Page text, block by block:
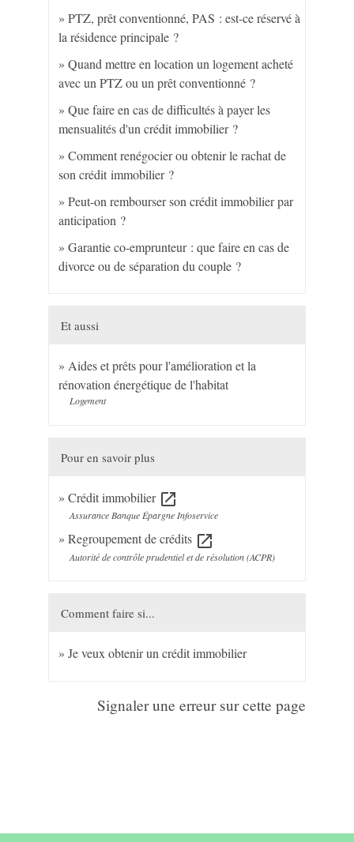
PTZ, prêt conventionné, PAS : est-ce réservé à
la résidence principale ?
Quand mettre en location un logement acheté
avec un PTZ ou un prêt conventionné ?
Que faire en cas de difficultés à payer les
mensualités d'un crédit immobilier ?
Comment renégocier ou obtenir le rachat de
son crédit immobilier ?
Peut-on rembourser son crédit immobilier par
anticipation ?
Garantie co-emprunteur : que faire en cas de
divorce ou de séparation du couple ?
Et aussi
Aides et prêts pour l'amélioration et la
rénovation énergétique de l'habitat
Logement
Pour en savoir plus
Crédit immobilier open_in_new
Assurance Banque Épargne Infoservice
Regroupement de crédits open_in_new
Autorité de contrôle prudentiel et de résolution (ACPR)
Comment faire si...
Je veux obtenir un crédit immobilier
Signaler une erreur sur cette page